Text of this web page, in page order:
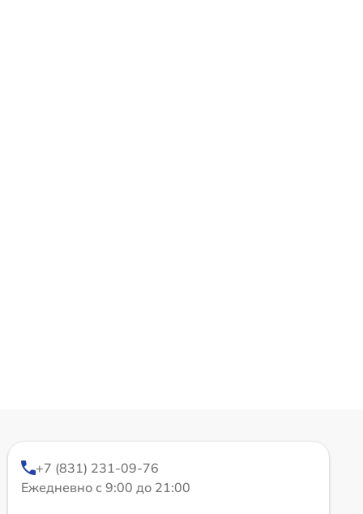
+7 (831) 231-09-76
Ежедневно с 9:00 до 21:00